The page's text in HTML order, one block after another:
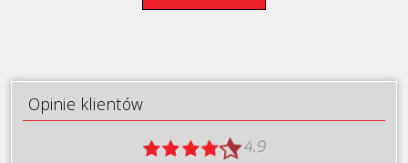
Skoda
Toyota
Opinie klientów
4.9